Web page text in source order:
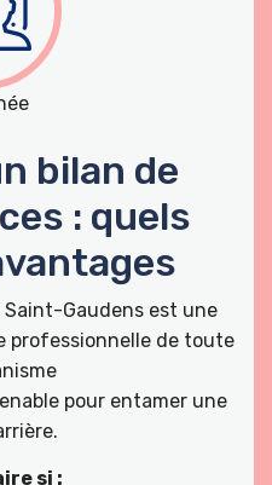
bilan de
: quels
Saint-Gaudens est une
professionnelle de toute
pour entamer une
si :